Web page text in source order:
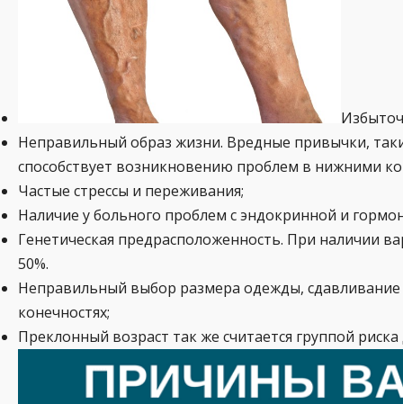
Неправильный образ жизни. Вредные привычки,
способствует возникновению проблем в нижними
Частые стрессы и переживания;
Наличие у больного проблем с эндокринной и
Генетическая предрасположенность. При наличии
50%.
Неправильный выбор размера одежды,
конечностях;
Преклонный возраст так же считается группой